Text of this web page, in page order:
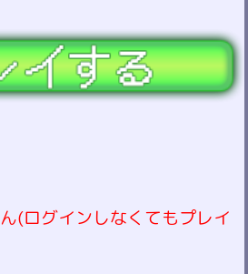
(ログインしなくてもプレイ